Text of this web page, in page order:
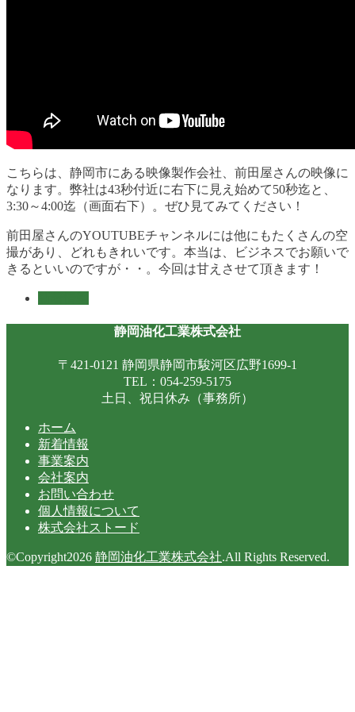
こちらは、静岡市にある映像製作会社、前田屋さんの映像に
なります。弊社は43秒付近に右下に見え始めて50秒迄と、
3:30～4:00迄（画面右下）。ぜひ見てみてください！
前田屋さんのYOUTUBEチャンネルには他にもたくさんの空
撮があり、どれもきれいです。本当は、ビジネスでお願いで
きるといいのですが・・。今回は甘えさせて頂きます！
静岡油化工業株式会社
〒421-0121 静岡県静岡市駿河区広野1699-1
TEL：054-259-5175
土日、祝日休み（事務所）
ホーム
新着情報
事業案内
会社案内
お問い合わせ
個人情報について
株式会社ストード
©Copyright2026 静岡油化工業株式会社.All Rights Reserved.